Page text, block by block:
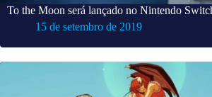
To the Moon será lançado no Nintendo
15 de setembro de 2019